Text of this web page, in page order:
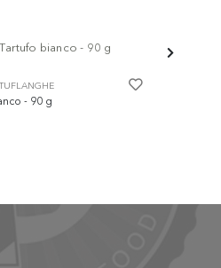
- 90 g